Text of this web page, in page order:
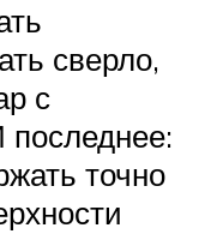
сверло,
с
точно